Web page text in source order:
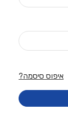
איפוס סיסמה?